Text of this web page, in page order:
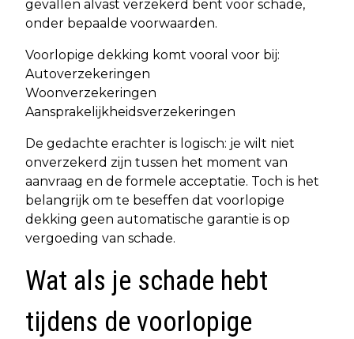
gevallen alvast verzekerd bent voor schade,
onder bepaalde voorwaarden.
Voorlopige dekking komt vooral voor bij:
Autoverzekeringen
Woonverzekeringen
Aansprakelijkheidsverzekeringen
De gedachte erachter is logisch: je wilt niet
onverzekerd zijn tussen het moment van
aanvraag en de formele acceptatie. Toch is het
belangrijk om te beseffen dat voorlopige
dekking geen automatische garantie is op
vergoeding van schade.
Wat als je schade hebt
tijdens de voorlopige